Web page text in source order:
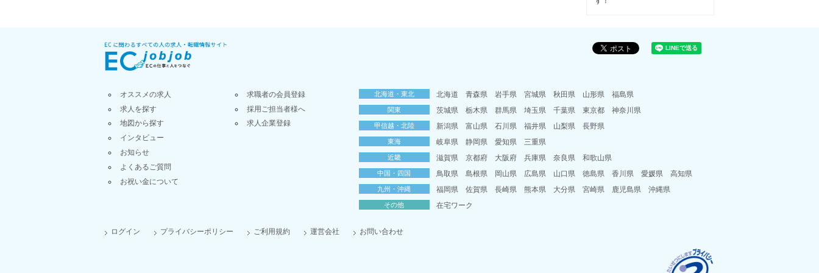
オススメの求人
求人を探す
地図から探す
インタビュー
お知らせ
よくあるご質問
お祝い金について
求職者の会員登録
採用ご担当者様へ
求人企業登録
北海道・東北 北海道 青森県 岩手県 宮城県 秋田県 山形県 福島県
関東 茨城県 栃木県 群馬県 埼玉県 千葉県 東京都 神奈川県
甲信越・北陸 新潟県 富山県 石川県 福井県 山梨県 長野県
東海 岐阜県 静岡県 愛知県 三重県
近畿 滋賀県 京都府 大阪府 兵庫県 奈良県 和歌山県
中国・四国 鳥取県 島根県 岡山県 広島県 山口県 徳島県 香川県 愛媛県 高知県
九州・沖縄 福岡県 佐賀県 長崎県 熊本県 大分県 宮崎県 鹿児島県 沖縄県
その他 在宅ワーク
ログイン プライバシーポリシー ご利用規約 運営会社 お問い合わせ